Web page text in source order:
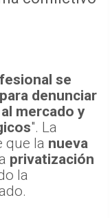
se
denunciar
mercado y
". La
que la nueva
privatización
la